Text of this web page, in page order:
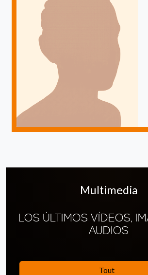
Multimedia
LOS ÚLTIMOS VÍDEOS,
AUDIOS
Tout